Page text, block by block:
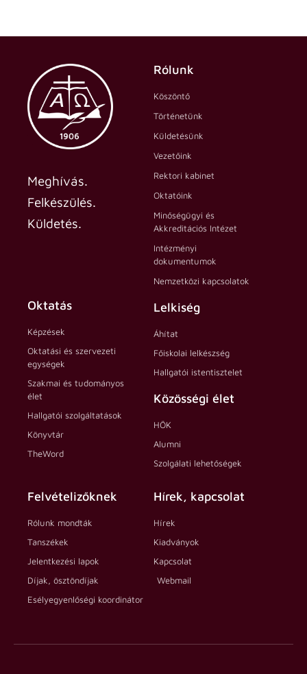
Meghívás.
Felkészülés.
Küldetés.
Rólunk
Köszöntő
Történetünk
Küldetésünk
Vezetőink
Rektori kabinet
Oktatóink
Minőségügyi és
Akkreditációs Intézet
Intézményi
dokumentumok
Nemzetközi kapcsolatok
Oktatás
Képzések
Oktatási és szervezeti
egységek
Szakmai és tudományos
élet
Hallgatói szolgáltatások
Könyvtár
TheWord
Lelkiség
Áhítat
Főiskolai lelkészség
Hallgatói istentisztelet
Közösségi élet
HÖK
Alumni
Szolgálati lehetőségek
Felvételizőknek
Rólunk mondták
Tanszékek
Jelentkezési lapok
Díjak, ösztöndíjak
Esélyegyenlőségi koordinátor
Hírek, kapcsolat
Hírek
Kiadványok
Kapcsolat
Webmail